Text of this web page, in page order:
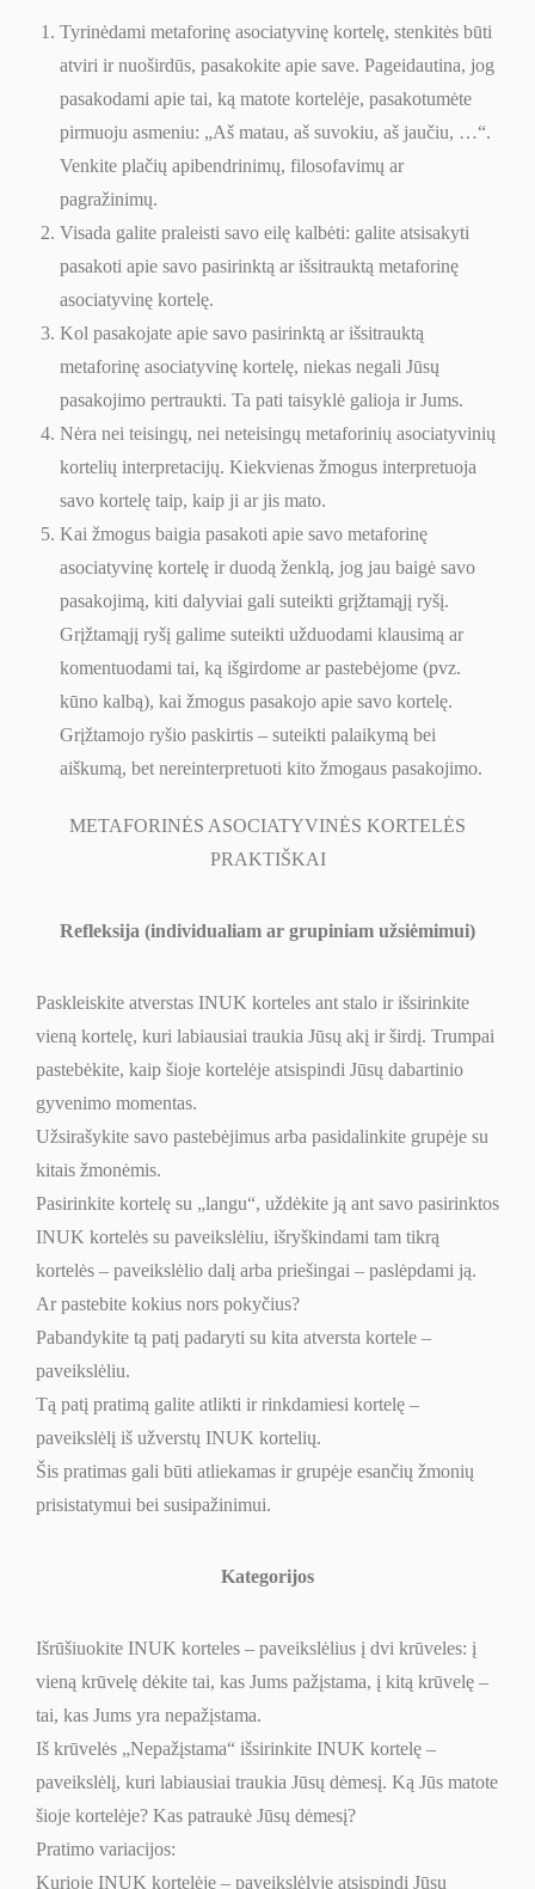
Tyrinėdami metaforinę asociatyvinę kortelę, stenkitės būti
atviri ir nuoširdūs, pasakokite apie save. Pageidautina, jog
pasakodami apie tai, ką matote kortelėje, pasakotumėte
pirmuoju asmeniu: „Aš matau, aš suvokiu, aš jaučiu, …“.
Venkite plačių apibendrinimų, filosofavimų ar
pagražinimų.
Visada galite praleisti savo eilę kalbėti: galite atsisakyti
pasakoti apie savo pasirinktą ar išsitrauktą metaforinę
asociatyvinę kortelę.
Kol pasakojate apie savo pasirinktą ar išsitrauktą
metaforinę asociatyvinę kortelę, niekas negali Jūsų
pasakojimo pertraukti. Ta pati taisyklė galioja ir Jums.
Nėra nei teisingų, nei neteisingų metaforinių asociatyvinių
kortelių interpretacijų. Kiekvienas žmogus interpretuoja
savo kortelę taip, kaip ji ar jis mato.
Kai žmogus baigia pasakoti apie savo metaforinę
asociatyvinę kortelę ir duodą ženklą, jog jau baigė savo
pasakojimą, kiti dalyviai gali suteikti grįžtamąjį ryšį.
Grįžtamąjį ryšį galime suteikti užduodami klausimą ar
komentuodami tai, ką išgirdome ar pastebėjome (pvz.
kūno kalbą), kai žmogus pasakojo apie savo kortelę.
Grįžtamojo ryšio paskirtis – suteikti palaikymą bei
aiškumą, bet nereinterpretuoti kito žmogaus pasakojimo.
METAFORINĖS ASOCIATYVINĖS KORTELĖS
PRAKTIŠKAI
Refleksija (individualiam ar grupiniam užsiėmimui)
Paskleiskite atverstas INUK korteles ant stalo ir išsirinkite
vieną kortelę, kuri labiausiai traukia Jūsų akį ir širdį. Trumpai
pastebėkite, kaip šioje kortelėje atsispindi Jūsų dabartinio
gyvenimo momentas.
Užsirašykite savo pastebėjimus arba pasidalinkite grupėje su
kitais žmonėmis.
Pasirinkite kortelę su „langu“, uždėkite ją ant savo pasirinktos
INUK kortelės su paveikslėliu, išryškindami tam tikrą
kortelės – paveikslėlio dalį arba priešingai – paslėpdami ją.
Ar pastebite kokius nors pokyčius?
Pabandykite tą patį padaryti su kita atversta kortele –
paveikslėliu.
Tą patį pratimą galite atlikti ir rinkdamiesi kortelę –
paveikslėlį iš užverstų INUK kortelių.
Šis pratimas gali būti atliekamas ir grupėje esančių žmonių
prisistatymui bei susipažinimui.
Kategorijos
Išrūšiuokite INUK korteles – paveikslėlius į dvi krūveles: į
vieną krūvelę dėkite tai, kas Jums pažįstama, į kitą krūvelę –
tai, kas Jums yra nepažįstama.
Iš krūvelės „Nepažįstama“ išsirinkite INUK kortelę –
paveikslėlį, kuri labiausiai traukia Jūsų dėmesį. Ką Jūs matote
šioje kortelėje? Kas patraukė Jūsų dėmesį?
Pratimo variacijos:
Kurioje INUK kortelėje – paveikslėlyje atsispindi Jūsų